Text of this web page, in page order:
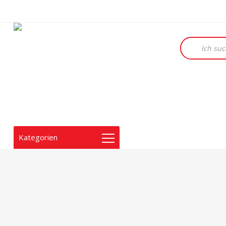
Products
search
Kategorien